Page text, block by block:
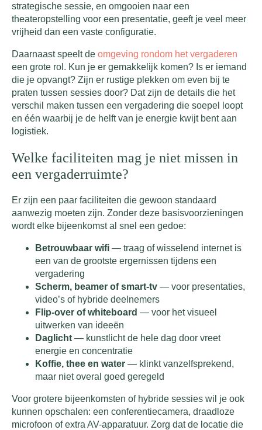
strategische sessie, en omgooien naar een
theateropstelling voor een presentatie, geeft je veel meer
vrijheid dan een vaste configuratie.
Daarnaast speelt de omgeving rondom het vergaderen
een grote rol. Kun je er gemakkelijk komen? Is er iemand
die je opvangt? Zijn er rustige plekken om even bij te
praten tussen sessies door? Dat zijn de details die het
verschil maken tussen een vergadering die soepel loopt
en één waarbij je de helft van je energie kwijt bent aan
logistiek.
Welke faciliteiten mag je niet missen in
een vergaderruimte?
Er zijn een paar faciliteiten die gewoon standaard
aanwezig moeten zijn. Zonder deze basisvoorzieningen
wordt elke bijeenkomst al snel een gedoe:
Betrouwbaar wifi — traag of wisselend internet is
een van de grootste ergernissen tijdens een
vergadering
Scherm, beamer of smart-tv — voor presentaties,
video’s of hybride deelnemers
Flip-over of whiteboard — voor het visueel
uitwerken van ideeën
Daglicht — kunstlicht de hele dag door vreet
energie en concentratie
Koffie, thee en water — klinkt vanzelfsprekend,
maar niet overal goed geregeld
Voor grotere bijeenkomsten of hybride sessies wil je ook
kunnen opschalen: een conferentiecamera, draadloze
microfoon of extra AV-apparatuur. Zorg dat de locatie die